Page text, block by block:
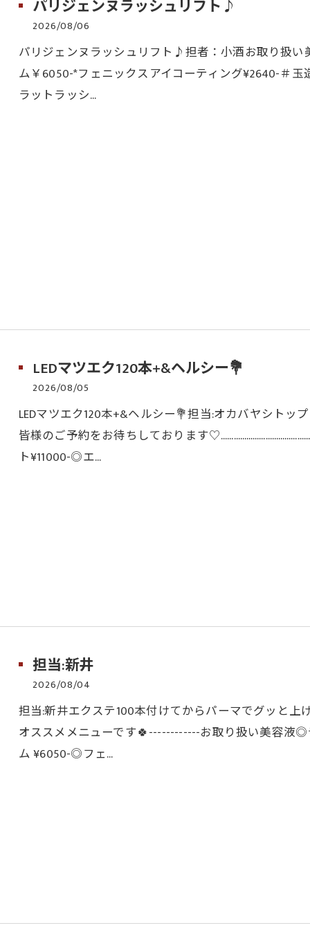
パリジェンヌラッシュリフト♪
2026/08/06
パリジェンヌラッシュリフト♪担者：小酒お取り扱
ム￥6050-*フェニックスアイコーティング¥2640-＃
ラットラッシ…
LEDマツエク120本+&ヘルシー💐
2026/08/05
LEDマツエク120本+&ヘルシー💐担当:オカバヤシトッ
皆様のご予約をお待ちしております
ト¥11000-◎エ…
担当:新井
2026/08/04
担当:新井エクステ100本付けてからパーマでグッと
オススメメニューです🍀------------お取り扱い美容液
ム ¥6050-◎フェ…